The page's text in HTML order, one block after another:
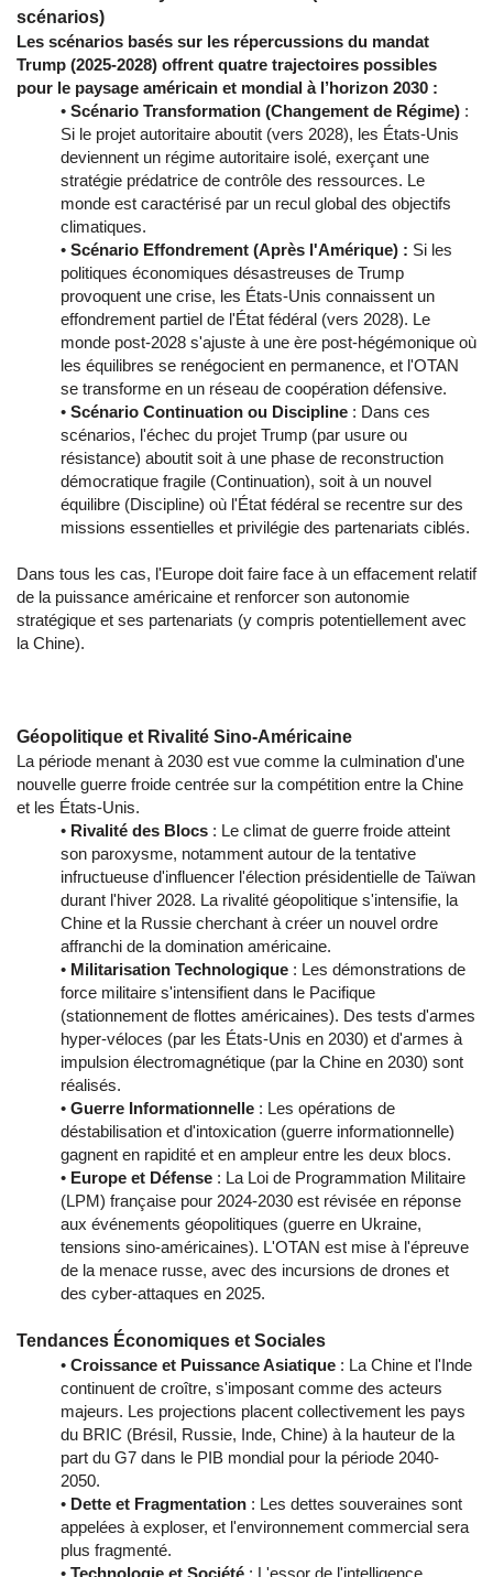
scénarios)
Les scénarios basés sur les répercussions du mandat
Trump (2025-2028) offrent quatre trajectoires possibles
pour le paysage américain et mondial à l’horizon 2030 :
• Scénario Transformation (Changement de Régime) :
Si le projet autoritaire aboutit (vers 2028), les États-Unis
deviennent un régime autoritaire isolé, exerçant une
stratégie prédatrice de contrôle des ressources. Le
monde est caractérisé par un recul global des objectifs
climatiques.
• Scénario Effondrement (Après l'Amérique) : Si les
politiques économiques désastreuses de Trump
provoquent une crise, les États-Unis connaissent un
effondrement partiel de l'État fédéral (vers 2028). Le
monde post-2028 s'ajuste à une ère post-hégémonique où
les équilibres se renégocient en permanence, et l'OTAN
se transforme en un réseau de coopération défensive.
• Scénario Continuation ou Discipline : Dans ces
scénarios, l'échec du projet Trump (par usure ou
résistance) aboutit soit à une phase de reconstruction
démocratique fragile (Continuation), soit à un nouvel
équilibre (Discipline) où l'État fédéral se recentre sur des
missions essentielles et privilégie des partenariats ciblés.
Dans tous les cas, l'Europe doit faire face à un effacement relatif
de la puissance américaine et renforcer son autonomie
stratégique et ses partenariats (y compris potentiellement avec
la Chine).
Géopolitique et Rivalité Sino-Américaine
La période menant à 2030 est vue comme la culmination d'une
nouvelle guerre froide centrée sur la compétition entre la Chine
et les États-Unis.
• Rivalité des Blocs : Le climat de guerre froide atteint
son paroxysme, notamment autour de la tentative
infructueuse d'influencer l'élection présidentielle de Taïwan
durant l'hiver 2028. La rivalité géopolitique s'intensifie, la
Chine et la Russie cherchant à créer un nouvel ordre
affranchi de la domination américaine.
• Militarisation Technologique : Les démonstrations de
force militaire s'intensifient dans le Pacifique
(stationnement de flottes américaines). Des tests d'armes
hyper-véloces (par les États-Unis en 2030) et d'armes à
impulsion électromagnétique (par la Chine en 2030) sont
réalisés.
• Guerre Informationnelle : Les opérations de
déstabilisation et d'intoxication (guerre informationnelle)
gagnent en rapidité et en ampleur entre les deux blocs.
• Europe et Défense : La Loi de Programmation Militaire
(LPM) française pour 2024-2030 est révisée en réponse
aux événements géopolitiques (guerre en Ukraine,
tensions sino-américaines). L'OTAN est mise à l'épreuve
de la menace russe, avec des incursions de drones et
des cyber-attaques en 2025.
Tendances Économiques et Sociales
• Croissance et Puissance Asiatique : La Chine et l'Inde
continuent de croître, s'imposant comme des acteurs
majeurs. Les projections placent collectivement les pays
du BRIC (Brésil, Russie, Inde, Chine) à la hauteur de la
part du G7 dans le PIB mondial pour la période 2040-
2050.
• Dette et Fragmentation : Les dettes souveraines sont
appelées à exploser, et l'environnement commercial sera
plus fragmenté.
• Technologie et Société : L'essor de l'intelligence